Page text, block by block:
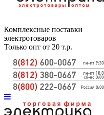
Комплексные поставки
электротоваров
Только опт от 20 т.р.